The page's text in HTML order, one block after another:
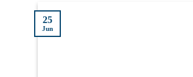
25
Jun